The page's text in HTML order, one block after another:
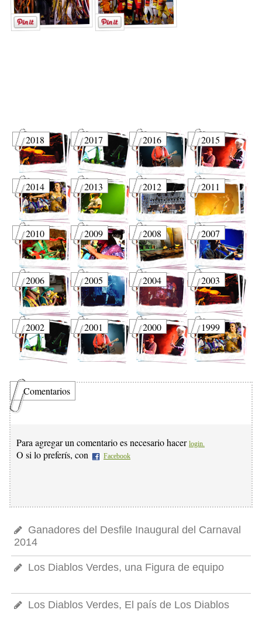
2018 2017 2016 2015
2014 2013 2012 2011
2010 2009 2008 2007
2006 2005 2004 2003
2002 2001 2000 1999
Comentarios
Para agregar un comentario es necesario hacer login.
O si lo preferís, con Facebook
Ganadores del Desfile Inaugural del Carnaval
2014
Los Diablos Verdes, una Figura de equipo
Los Diablos Verdes, El país de Los Diablos